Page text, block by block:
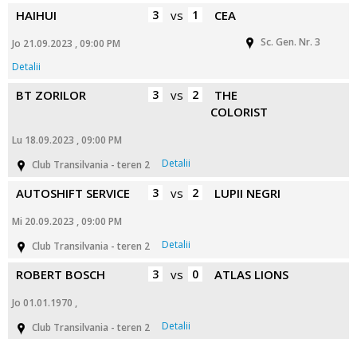
HAIHUI 3 vs 1 CEA
Jo 21.09.2023 , 09:00 PM
Sc. Gen. Nr. 3
Detalii
BT ZORILOR 3 vs 2
THE
COLORIST
Lu 18.09.2023 , 09:00 PM
Club Transilvania - teren 2
Detalii
AUTOSHIFT SERVICE 3 vs 2 LUPII NEGRI
Mi 20.09.2023 , 09:00 PM
Club Transilvania - teren 2
Detalii
ROBERT BOSCH 3 vs 0 ATLAS LIONS
Jo 01.01.1970 ,
Club Transilvania - teren 2
Detalii